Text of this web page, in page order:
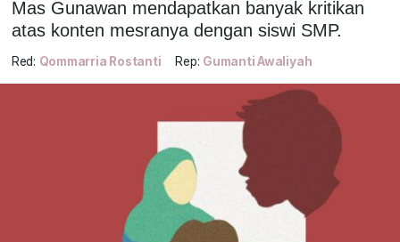
Mas Gunawan mendapatkan banyak kritikan
atas konten mesranya dengan siswi SMP.
Red: Qommarria Rostanti Rep: Gumanti Awaliyah